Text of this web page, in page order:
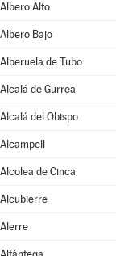
Albero Alto
Albero Bajo
Alberuela de Tubo
Alcalá de Gurrea
Alcalá del Obispo
Alcampell
Alcolea de Cinca
Alcubierre
Alerre